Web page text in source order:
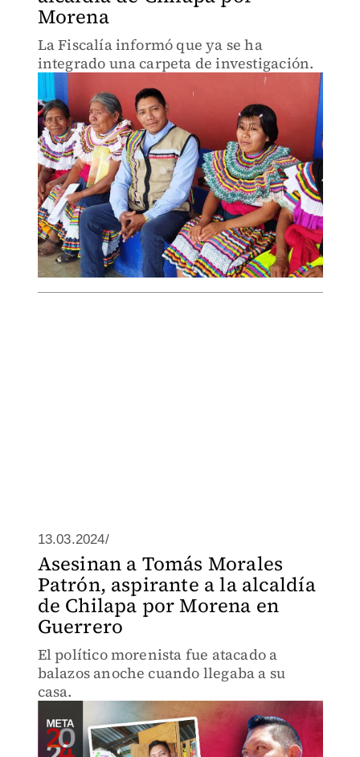
Morena
La Fiscalía informó que ya se ha
integrado una carpeta de investigación.
13.03.2024/
Asesinan a Tomás Morales
Patrón, aspirante a la alcaldía
de Chilapa por Morena en
Guerrero
El político morenista fue atacado a
balazos anoche cuando llegaba a su
casa.